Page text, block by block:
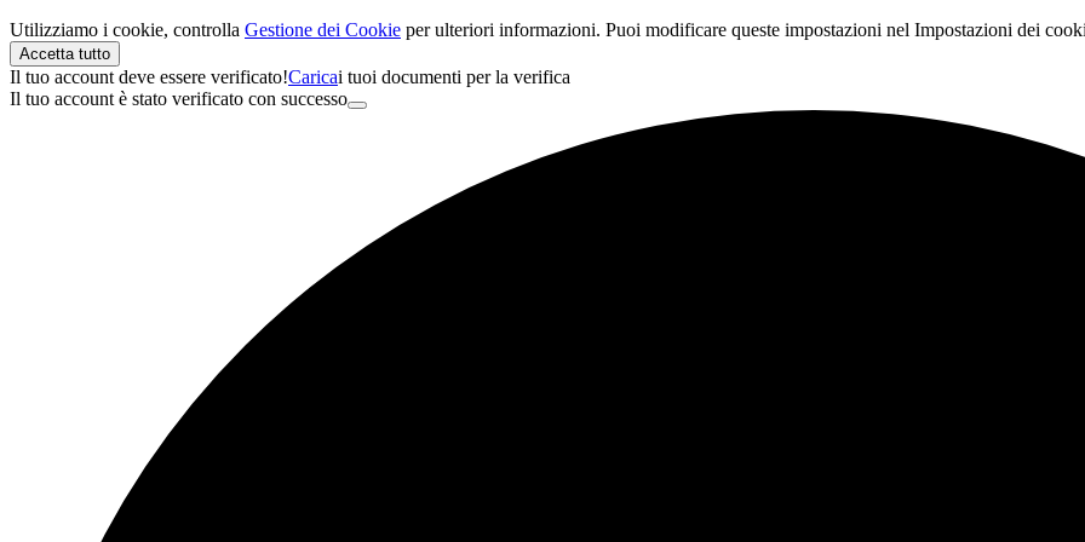
Utilizziamo i cookie, controlla Gestione dei Cookie per ulteriori informazioni. Puoi modificare queste impostazioni nel Impostazioni dei
Accetta tutto
Il tuo account deve essere verificato!Caricai tuoi documenti per la verifica
Il tuo account è stato verificato con successo